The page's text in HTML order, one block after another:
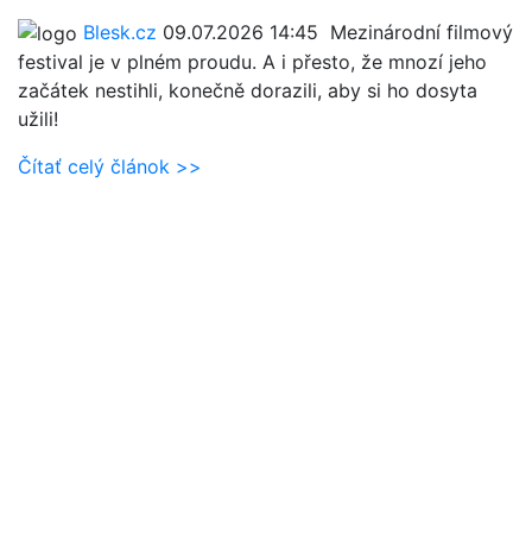
Blesk.cz 09.07.2026 14:45 Mezinárodní filmový
festival je v plném proudu. A i přesto, že mnozí jeho
začátek nestihli, konečně dorazili, aby si ho dosyta
užili!
Čítať celý článok >>